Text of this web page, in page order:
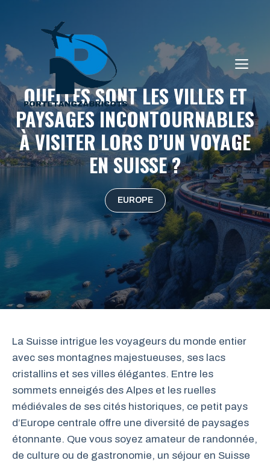
QUELLES SONT LES VILLES ET
PAYSAGES INCONTOURNABLES
À VISITER LORS D’UN VOYAGE
EN SUISSE ?
EUROPE
La Suisse intrigue les voyageurs du monde entier
avec ses montagnes majestueuses, ses lacs
cristallins et ses villes élégantes. Entre les
sommets enneigés des Alpes et les ruelles
médiévales de ses cités historiques, ce petit pays
d’Europe centrale offre une diversité de paysages
étonnante. Que vous soyez amateur de randonnée,
de culture ou de gastronomie, un séjour en Suisse